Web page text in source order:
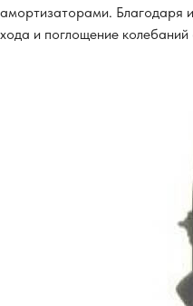
амортизаторами. Благодаря
хода и поглощение